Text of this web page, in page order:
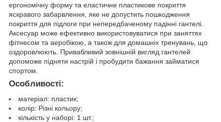
ергономічну форму та еластичне пластикове покриття
яскравого забарвлення, яке не допустить пошкодження
покриття для підлоги при непередбаченому падінні гантелі.
Аксесуар може ефективно використовуватися при заняттях
фітнесом та аеробікою, а також для домашніх тренувань, що
оздоровлюють. Привабливий зовнішній вигляд гантелей
допоможе підняти настрій і пробудити бажання займатися
спортом.
Особливості:
матеріал: пластик;
колір: Різні кольору;
кількість у наборі: 1 шт.;